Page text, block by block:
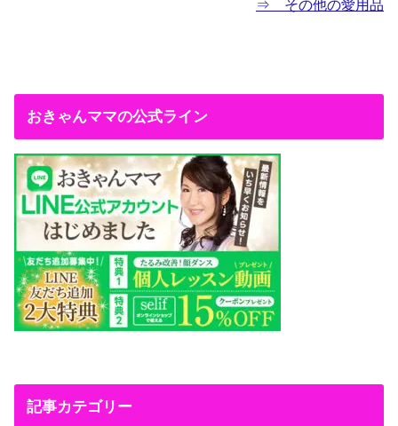
⇒ その他の愛用品
おきゃんママの公式ライン
記事カテゴリー